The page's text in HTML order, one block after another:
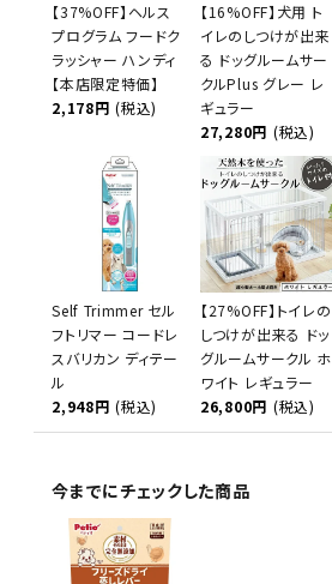
【37%OFF】ヘルス
プログラム フードク
ラッシャー ハンディ
【本店限定特価】
2,178円 (税込)
【16%OFF】犬用 ト
イレのしつけが出来
る ドッグルームサー
クルPlus グレー レ
ギュラー
27,280円 (税込)
Self Trimmer セル
フトリマー コードレ
スバリカン ディテー
ル
2,948円 (税込)
【27%OFF】トイレの
しつけが出来る ドッ
グルームサークル ホ
ワイト レギュラー
26,800円 (税込)
今までにチェックした商品